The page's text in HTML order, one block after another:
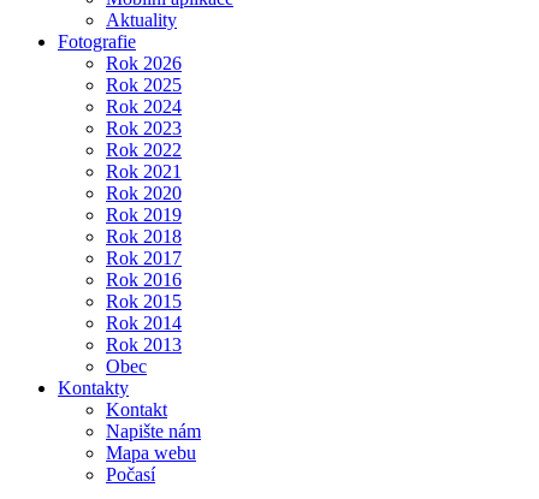
Aktuality
Fotografie
Rok 2026
Rok 2025
Rok 2024
Rok 2023
Rok 2022
Rok 2021
Rok 2020
Rok 2019
Rok 2018
Rok 2017
Rok 2016
Rok 2015
Rok 2014
Rok 2013
Obec
Kontakty
Kontakt
Napište nám
Mapa webu
Počasí